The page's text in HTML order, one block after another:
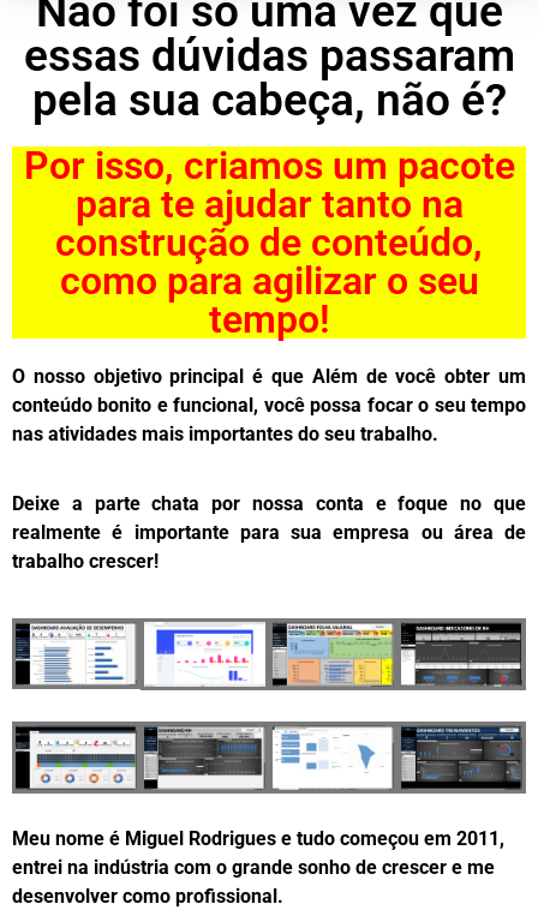
Não foi só uma vez que
essas dúvidas passaram
pela sua cabeça, não é?​
Por isso, criamos um pacote
para te ajudar tanto na
construção de conteúdo,
como para agilizar o seu
tempo!​
O nosso objetivo principal é que Além de você obter um
conteúdo bonito e funcional, você possa focar o seu tempo
nas atividades mais importantes do seu trabalho.
Deixe a parte chata por nossa conta e foque no que
realmente é importante para sua empresa ou área de
trabalho crescer!
Meu nome é Miguel Rodrigues e tudo começou em 2011,
entrei na indústria com o grande sonho de crescer e me
desenvolver como profissional.